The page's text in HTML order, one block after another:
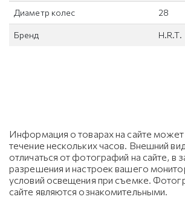
Диаметр колес 28
Бренд H.R.T.
Информация о товарах на сайте может
течение нескольких часов. Внешний
отличаться от фотографий на сайте, в
разрешения и настроек вашего
условий освещения при съемке.
сайте являются ознакомительными.